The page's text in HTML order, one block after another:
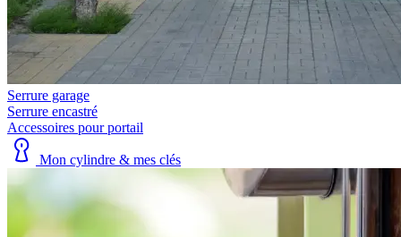
Serrure garage
Serrure encastré
Accessoires pour portail
Mon cylindre & mes clés